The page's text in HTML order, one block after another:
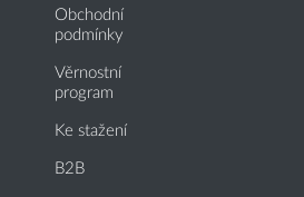
Obchodní
podmínky
Věrnostní
program
Ke stažení
B2B